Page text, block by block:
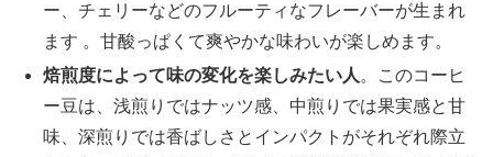
ー、チェリーなどのフルーティなフレーバーが生まれ
ます 。甘酸っぱくて爽やかな味わいが楽しめます。
焙煎度によって味の変化を楽しみたい人。このコーヒ
ー豆は、浅煎りではナッツ感、中煎りでは果実感と甘
味、深煎りでは香ばしさとインパクトがそれぞれ際立